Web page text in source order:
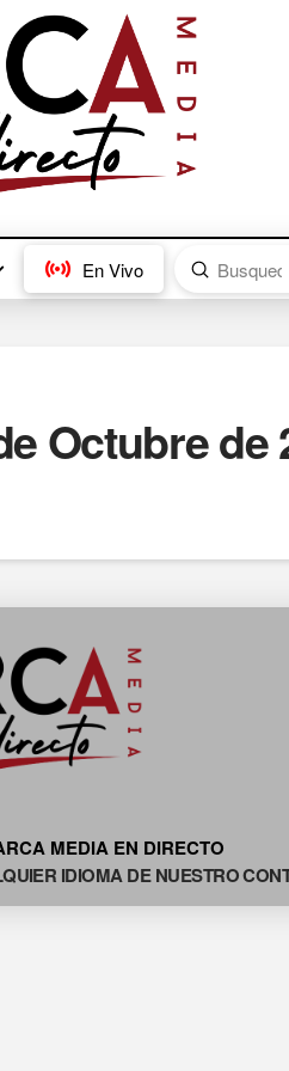
En Vivo
Search
Submit
Octubre de
MEDIA EN DIRECTO
IDIOMA DE NUESTRO